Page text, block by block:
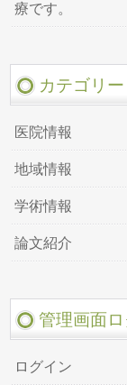
療です。
カテゴリー
医院情報
地域情報
学術情報
論文紹介
管理画面
ログイン